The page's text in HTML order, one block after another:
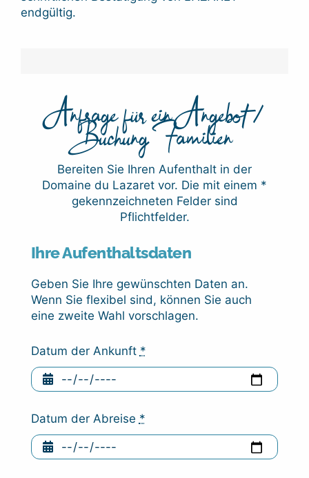
endgültig.
Anfrage für ein Angebot /
Buchung Familien
Bereiten Sie Ihren Aufenthalt in der
Domaine du Lazaret vor. Die mit einem *
gekennzeichneten Felder sind
Pflichtfelder.
Ihre Aufenthaltsdaten
Geben Sie Ihre gewünschten Daten an.
Wenn Sie flexibel sind, können Sie auch
eine zweite Wahl vorschlagen.
Datum der Ankunft *
Datum der Abreise *